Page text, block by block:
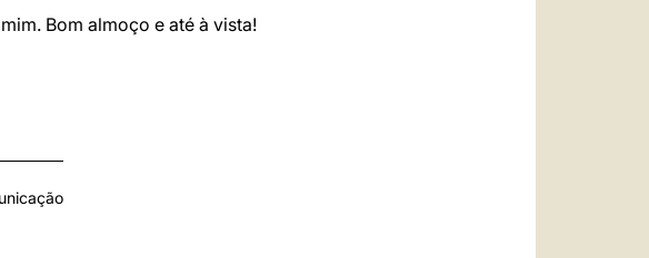
Bom almoço e até à vista!